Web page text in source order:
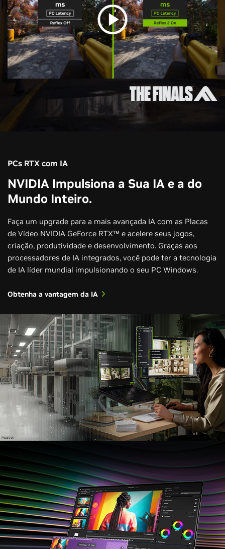
PCs RTX com IA
NVIDIA Impulsiona a Sua IA e a do
Mundo Inteiro.
Faça um upgrade para a mais avançada IA com as Placas
de Vídeo NVIDIA GeForce RTX™ e acelere seus jogos,
criação, produtividade e desenvolvimento. Graças aos
processadores de IA integrados, você pode ter a tecnologia
de IA líder mundial impulsionando o seu PC Windows.
Obtenha a vantagem da IA